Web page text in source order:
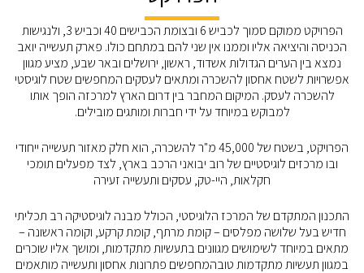
הפרויקט ממוקם סמוך לכביש 6 ובצומת הכבישים 40 וכביש 3, ולנגישות
הכניסה והיציאה אליו וממנו אין שני להם במתחם כולו. פארק תעשייה יואב
נמצא בין הערים הגדולות אשדוד, ראשון, ירושלים ובאר שבע, מציע מגוון
אפשרויות לשטח אחסון להשכרה ומתאים לעסקים המחפשים שטח לוגיסטי
להשכרה לעסק. המיקום המחבר בין דרום הארץ למרכזה הופך אותו
למבוקש במיוחד על ידי חברות ומותגים מובילים.
הפרויקט, בשטח של 45,000 מ"ר להשכרה, הוא חלק מאזור תעשייה ייחודי
ובו מרכזים לוגיסטיים של רוב יבואני הרכב בארץ, לצד מפעלים תומכי
חקלאות, היי-טק, עסקים ותעשייה זעירה
התכנון המתקדם של המרכז הלוגיסטי, הכולל מבנה לוגיסטיקה רב תכליתי
חדיש בעל שלושה מפלסים – קומת מרתף, קומת קרקע, וקומה ראשונה –
מתאים במיוחד לשימושים מגוונים בתעשיות מתקדמות, ומושך אליו שוכרים
במגוון תעשיות מתקדמות טובהמחפשים פתרונות אחסון ותעשייה מותאמים